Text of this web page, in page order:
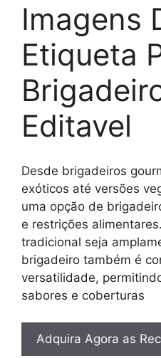
Imagens
Etiqueta
Editavel
Desde brigadeiros
exóticos até versões
uma opção de
e restrições
tradicional seja
brigadeiro também é
versatilidade,
sabores e coberturas
Adquira Agora as